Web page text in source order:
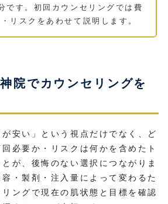
です。初回カウンセリングでは費
リスクをあわせて説明します。
院でカウンセリングを
が安い」という視点だけでなく、ど
必要か・リスクは何かを含めたト
が、後悔のない選択につながりま
・製剤・注入量によって変わるた
ングで現在の肌状態と目標を確認